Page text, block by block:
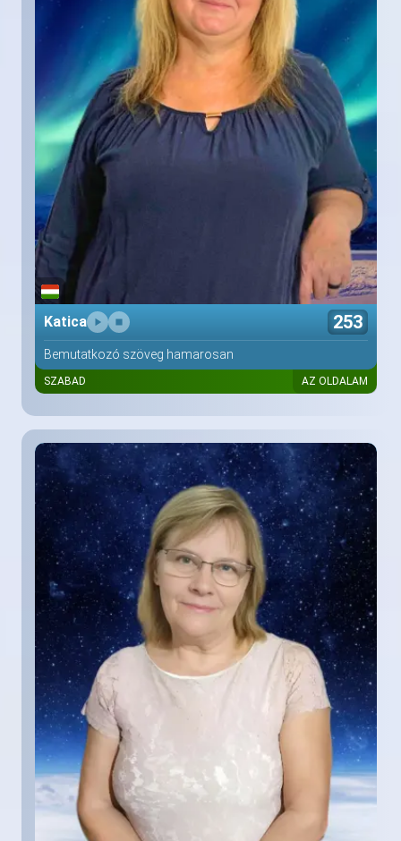
Katica 253
Bemutatkozó szöveg hamarosan
SZABAD AZ OLDALAM